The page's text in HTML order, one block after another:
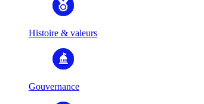
Histoire & valeurs
Gouvernance